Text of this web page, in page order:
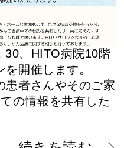
30、HITO病院10階
開催します。
患者さんやそのご家
の情報を共有した